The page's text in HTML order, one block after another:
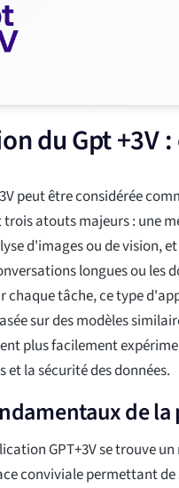
du Gpt +3V
peut être considérée
atouts majeurs : une
d'images ou de vision,
longues ou les
chaque tâche, ce type
sur des modèles
plus facilement
la sécurité des données.
de
GPT+3V se trouve
conviviale permettant de